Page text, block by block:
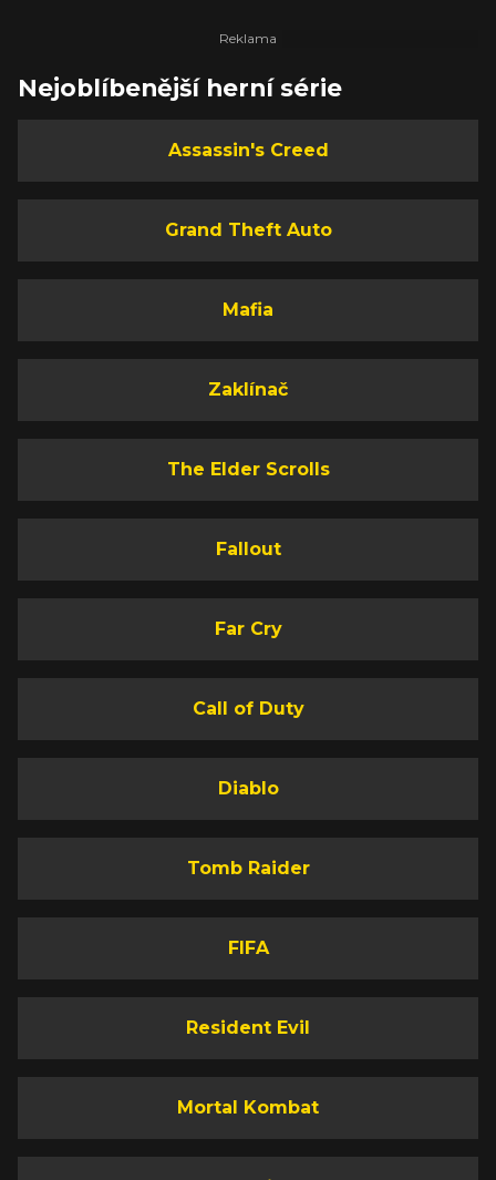
Nejoblíbenější herní série
Assassin's Creed
Grand Theft Auto
Mafia
Zaklínač
The Elder Scrolls
Fallout
Far Cry
Call of Duty
Diablo
Tomb Raider
FIFA
Resident Evil
Mortal Kombat